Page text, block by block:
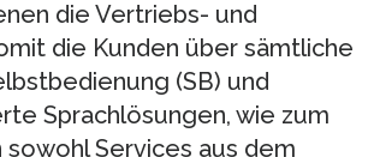
die Vertriebs- und
die Kunden über sämtliche
(SB) und
Sprachlösungen, wie zum
Services aus dem